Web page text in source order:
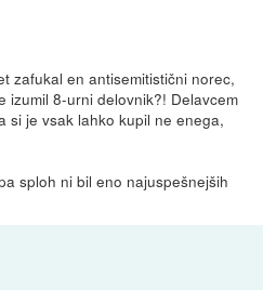
zafukal en antisemitistični norec,
izumil 8-urni delovnik?! Delavcem
si je vsak lahko kupil ne enega,
sploh ni bil eno najuspešnejših